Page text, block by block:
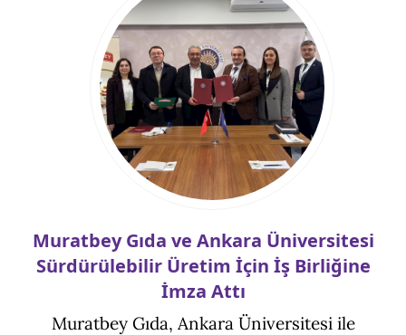
Muratbey Gıda ve Ankara Üniversitesi
Sürdürülebilir Üretim İçin İş Birliğine
İmza Attı
Muratbey Gıda, Ankara Üniversitesi ile